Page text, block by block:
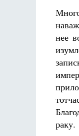
нее
раку.